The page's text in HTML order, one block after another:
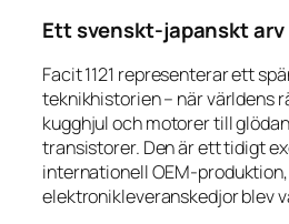
Ett svenskt-japanskt arv
Facit 1121 representerar ett
teknikhistorien – när världens
kugghjul och motorer till
transistorer. Den är ett tidigt
internationell OEM-
elektronikleveranskedjor blev